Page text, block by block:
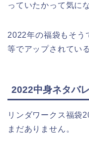
っていたかって気に
2022年の福袋もそう
等でアップされてい
2022中身ネタバレ
リンダワークス福袋
まだありません。